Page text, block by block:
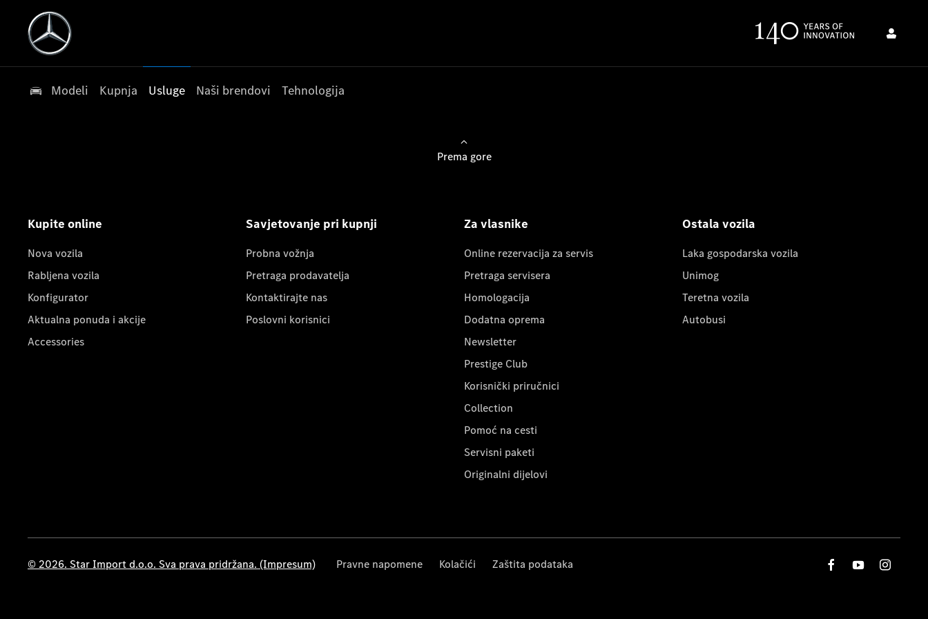
Modeli Kupnja Usluge Naši brendovi Tehnologija
Prema gore
Kupite online
Nova vozila
Rabljena vozila
Konfigurator
Aktualna ponuda i akcije
Accessories
Savjetovanje pri kupnji
Probna vožnja
Pretraga prodavatelja
Kontaktirajte nas
Poslovni korisnici
Za vlasnike
Online rezervacija za servis
Pretraga servisera
Homologacija
Dodatna oprema
Newsletter
Prestige Club
Korisnički priručnici
Collection
Pomoć na cesti
Servisni paketi
Originalni dijelovi
Ostala vozila
Laka gospodarska vozila
Unimog
Teretna vozila
Autobusi
© 2026. Star Import d.o.o. Sva prava pridržana. (Impresum) Pravne napomene Kolačići Zaštita podataka